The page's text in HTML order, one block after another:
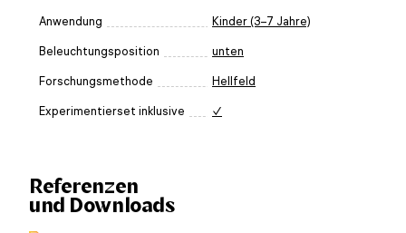
Anwendung Kinder (3–7 Jahre)
Beleuchtungsposition unten
Forschungsmethode Hellfeld
Experimentierset inklusive ✓
Referenzen
und Downloads